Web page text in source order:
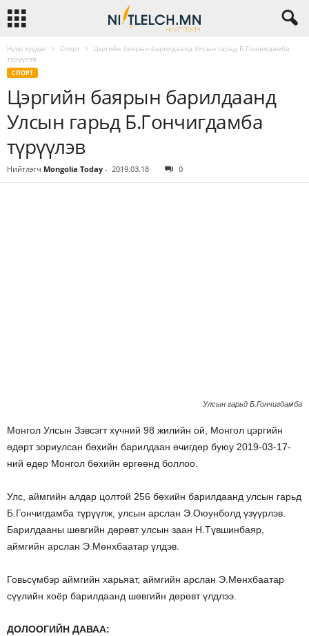
Нүүр хуудас Спорт
Цэргийн баярын барилдаанд Улсын гарьд Б.Гончигдамба
түрүүлэв
СПОРТ
Цэргийн баярын барилдаанд
Улсын гарьд Б.Гончигдамба
түрүүлэв
Нийтлэгч Mongolia Today - 2019.03.18 0
Улсын гарьд Б.Гончигдамба
Монгол Улсын Зэвсэгт хүчний 98 жилийн ой, Монгол цэргийн
өдөрт зориулсан бөхийн барилдаан өчигдөр буюу 2019-03-17-
ний өдөр Монгол бөхийн өргөөнд боллоо.
Улс, аймгийн алдар цолтой 256 бөхийн барилдаанд улсын гарьд
Б.Гончигдамба түрүүлж, улсын арслан Э.Оюунболд үзүүрлэв.
Барилдааны шөвгийн дөрөвт улсын заан Н.Түвшинбаяр,
аймгийн арслан Э.Мөнхбаатар үлдэв.
Говьсүмбэр аймгийн харьяат, аймгийн арслан Э.Мөнхбаатар
сүүлийн хоёр барилдаанд шөвгийн дөрөвт үлдлээ.
ДОЛООГИЙН ДАВАА: